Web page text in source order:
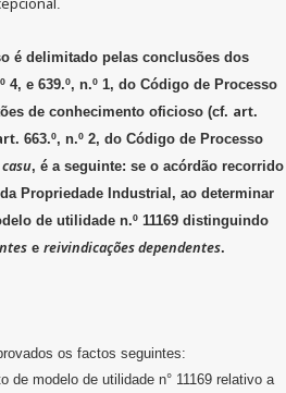
.
é delimitado pelas conclusões dos
4, e 639.º, n.º 1, do Código de Processo
de conhecimento oficioso (cf. art.
. 663.º, n.º 2, do Código de Processo
casu, é a seguinte: se o acórdão recorrido
Propriedade Industrial, ao determinar
de utilidade n.º 11169 distinguindo
e reivindicações dependentes.
os factos seguintes:
de modelo de utilidade n° 11169 relativo a